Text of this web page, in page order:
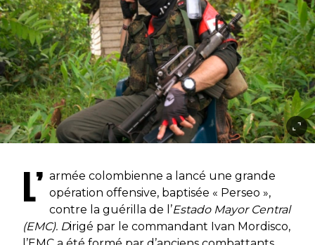
L’ armée colombienne a lancé une grande
opération offensive, baptisée « Perseo »,
contre la guérilla de l’Estado Mayor Central
(EMC). Dirigé par le commandant Ivan Mordisco,